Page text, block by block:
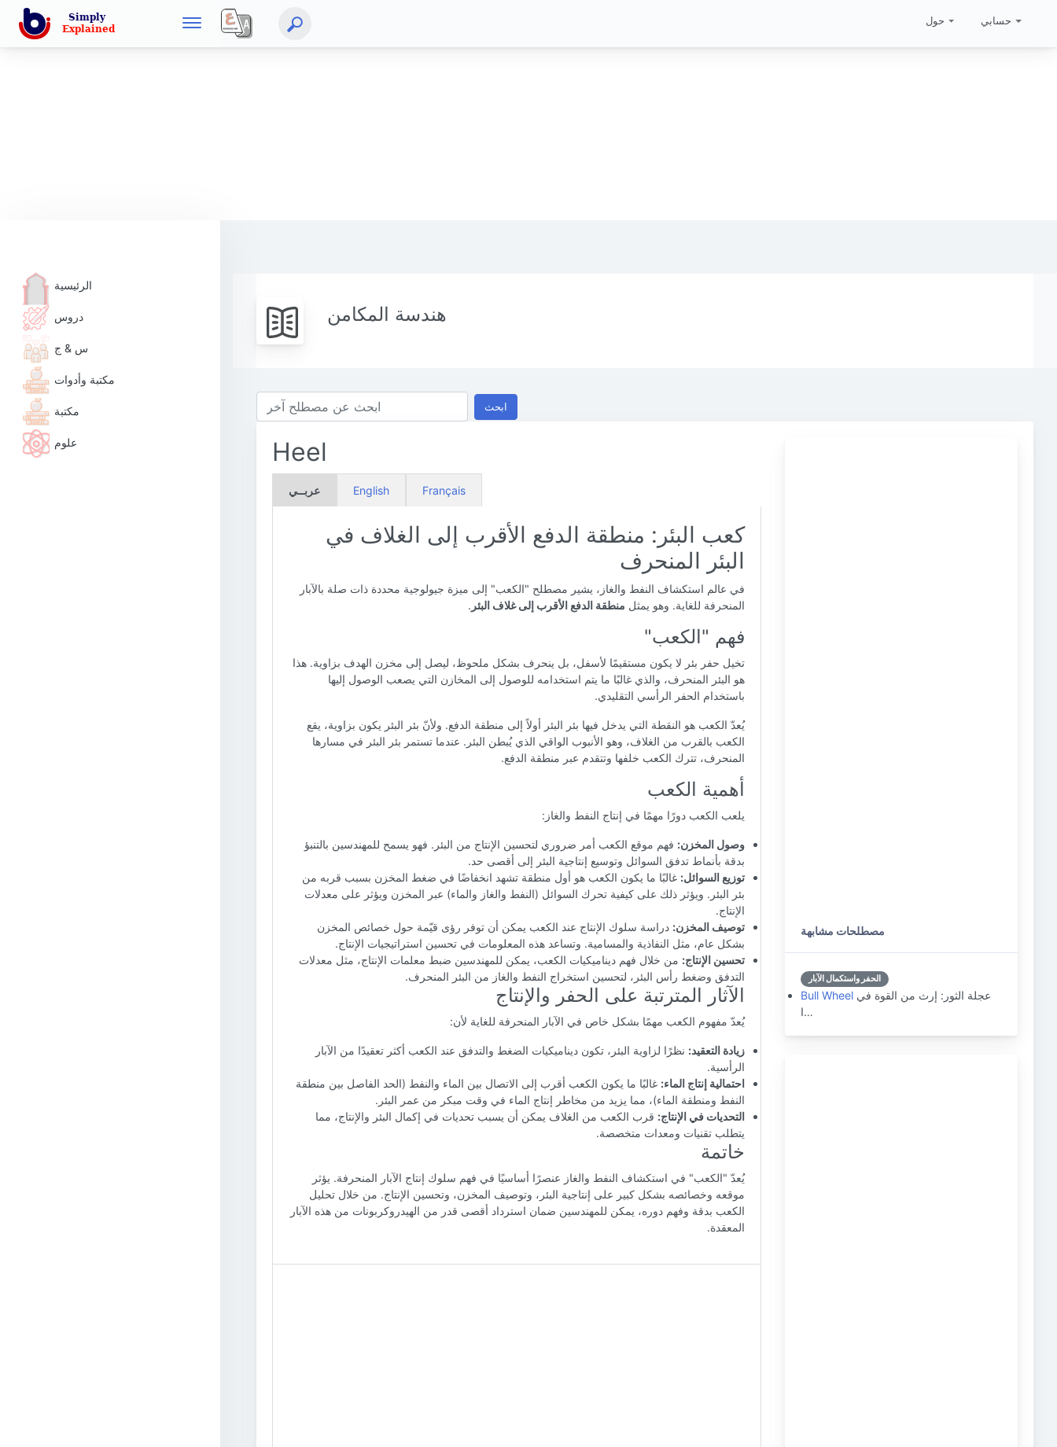
حول حسابي
الرئيسية
دروس
س & ج
مكتبة وأدوات
مكتبة
علوم
هندسة المكامن
ابحث
Heel
عربــي English Français
كعب البئر: منطقة الدفع الأقرب إلى الغلاف في
البئر المنحرف
في عالم استكشاف النفط والغاز، يشير مصطلح "الكعب" إلى ميزة جيولوجية محددة ذات صلة بالآبار
المنحرفة للغاية. وهو يمثل منطقة الدفع الأقرب إلى غلاف البئر .
فهم "الكعب"
تخيل حفر بئر لا يكون مستقيمًا لأسفل، بل ينحرف بشكل ملحوظ، ليصل إلى مخزن الهدف بزاوية. هذا
هو البئر المنحرف، والذي غالبًا ما يتم استخدامه للوصول إلى المخازن التي يصعب الوصول إليها
باستخدام الحفر الرأسي التقليدي.
يُعدّ الكعب هو النقطة التي يدخل فيها بئر البئر أولاً إلى منطقة الدفع. ولأنّ بئر البئر يكون بزاوية، يقع
الكعب بالقرب من الغلاف، وهو الأنبوب الواقي الذي يُبطن البئر. عندما تستمر بئر البئر في مسارها
المنحرف، تترك الكعب خلفها وتتقدم عبر منطقة الدفع.
أهمية الكعب
يلعب الكعب دورًا مهمًا في إنتاج النفط والغاز:
وصول المخزن: فهم موقع الكعب أمر ضروري لتحسين الإنتاج من البئر. فهو يسمح للمهندسين بالتنبؤ
بدقة بأنماط تدفق السوائل وتوسيع إنتاجية البئر إلى أقصى حد.
توزيع السوائل: غالبًا ما يكون الكعب هو أول منطقة تشهد انخفاضًا في ضغط المخزن بسبب قربه من
بئر البئر. ويؤثر ذلك على كيفية تحرك السوائل (النفط والغاز والماء) عبر المخزن ويؤثر على معدلات
الإنتاج.
توصيف المخزن: دراسة سلوك الإنتاج عند الكعب يمكن أن توفر رؤى قيّمة حول خصائص المخزن
بشكل عام، مثل النفاذية والمسامية. وتساعد هذه المعلومات في تحسين استراتيجيات الإنتاج.
تحسين الإنتاج: من خلال فهم ديناميكيات الكعب، يمكن للمهندسين ضبط معلمات الإنتاج، مثل معدلات
التدفق وضغط رأس البئر، لتحسين استخراج النفط والغاز من البئر المنحرف.
الآثار المترتبة على الحفر والإنتاج
يُعدّ مفهوم الكعب مهمًا بشكل خاص في الآبار المنحرفة للغاية لأن:
زيادة التعقيد: نظرًا لزاوية البئر، تكون ديناميكيات الضغط والتدفق عند الكعب أكثر تعقيدًا من الآبار
الرأسية.
احتمالية إنتاج الماء: غالبًا ما يكون الكعب أقرب إلى الاتصال بين الماء والنفط (الحد الفاصل بين منطقة
النفط ومنطقة الماء)، مما يزيد من مخاطر إنتاج الماء في وقت مبكر من عمر البئر.
التحديات في الإنتاج: قرب الكعب من الغلاف يمكن أن يسبب تحديات في إكمال البئر والإنتاج، مما
يتطلب تقنيات ومعدات متخصصة.
خاتمة
يُعدّ "الكعب" في استكشاف النفط والغاز عنصرًا أساسيًا في فهم سلوك إنتاج الآبار المنحرفة. يؤثر
موقعه وخصائصه بشكل كبير على إنتاجية البئر، وتوصيف المخزن، وتحسين الإنتاج. من خلال تحليل
الكعب بدقة وفهم دوره، يمكن للمهندسين ضمان استرداد أقصى قدر من الهيدروكربونات من هذه الآبار
المعقدة.
مصطلحات مشابهة
الحفر واستكمال الآبار
Bull Wheel
ا…